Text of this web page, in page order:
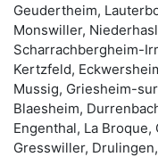
Geudertheim,
Monswiller,
Scharrachbergheim-
Kertzfeld,
Mussig, Griesheim-
Blaesheim,
Engenthal, La
Gresswiller,